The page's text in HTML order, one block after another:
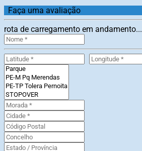
Faça uma avaliação
rota de carregamento em andamento...